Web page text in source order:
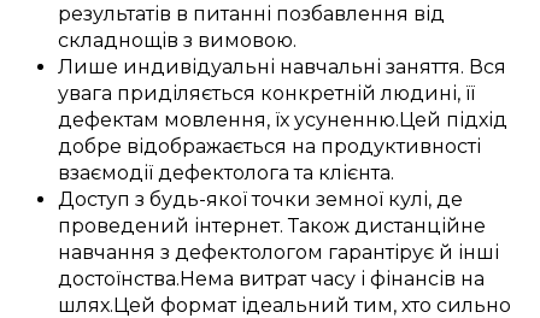
результатів в питанні позбавлення від
складнощів з вимовою.
Лише индивідуальні навчальні заняття. Вся
увага приділяється конкретній людині, її
дефектам мовлення, їх усуненню.Цей підхід
добре відображається на продуктивності
взаємодії дефектолога та клієнта.
Доступ з будь-якої точки земної кулі, де
проведений інтернет.Також дистанційне
навчання з дефектологом гарантірує й інші
достоїнства.Нема витратчасу і фінансів на
шлях.Цей формат ідеальний тим, хто сильно